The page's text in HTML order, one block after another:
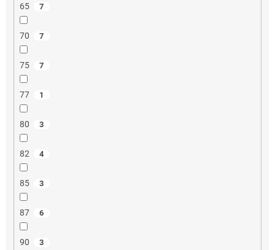
65 7
70 7
75 7
77 1
80 3
82 4
85 3
87 6
90 3